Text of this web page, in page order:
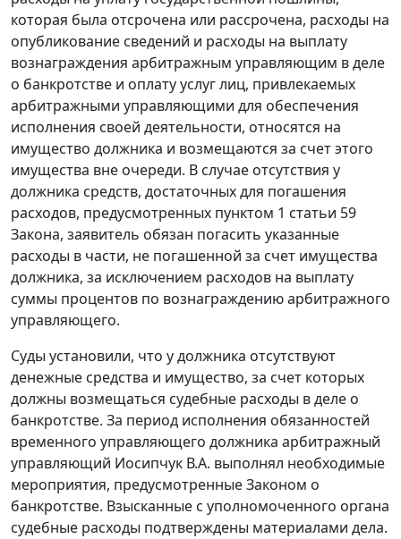
которая была отсрочена или рассрочена, расходы на
опубликование сведений и расходы на выплату
вознаграждения арбитражным управляющим в деле
о банкротстве и оплату услуг лиц, привлекаемых
арбитражными управляющими для обеспечения
исполнения своей деятельности, относятся на
имущество должника и возмещаются за счет этого
имущества вне очереди. В случае отсутствия у
должника средств, достаточных для погашения
расходов, предусмотренных пунктом 1 статьи 59
Закона, заявитель обязан погасить указанные
расходы в части, не погашенной за счет имущества
должника, за исключением расходов на выплату
суммы процентов по вознаграждению арбитражного
управляющего.
Суды установили, что у должника отсутствуют
денежные средства и имущество, за счет которых
должны возмещаться судебные расходы в деле о
банкротстве. За период исполнения обязанностей
временного управляющего должника арбитражный
управляющий Иосипчук В.А. выполнял необходимые
мероприятия, предусмотренные Законом о
банкротстве. Взысканные с уполномоченного органа
судебные расходы подтверждены материалами дела.